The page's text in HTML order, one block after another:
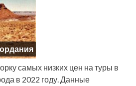
самых низких цен на туры в
в 2022 году. Данные